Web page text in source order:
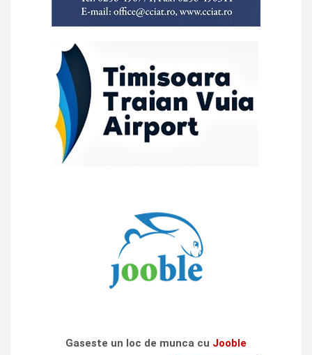
Gaseste un loc de munca cu Jooble